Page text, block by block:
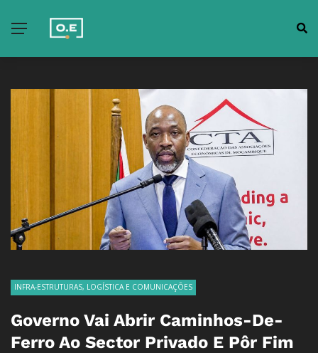
INFRA-ESTRUTURAS, LOGÍSTICA E COMUNICAÇÕES
Governo Vai Abrir Caminhos-De-
Ferro Ao Sector Privado E Pôr Fim